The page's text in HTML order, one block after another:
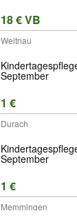
18 € VB
Weitnau
Kindertagespflege
September
1 €
Durach
Kindertagespflege
September
1 €
Memmingen